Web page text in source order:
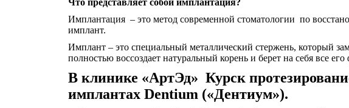
Что представляет собой имплантация?
Имплантация – это метод современной стоматологии по
имплант.
Имплант – это специальный металлический стержень, который
полностью воссоздает натуральный корень и берет на себя все
В клинике «АртЭд» Курск
имплантах Dentium («Дентиум»).